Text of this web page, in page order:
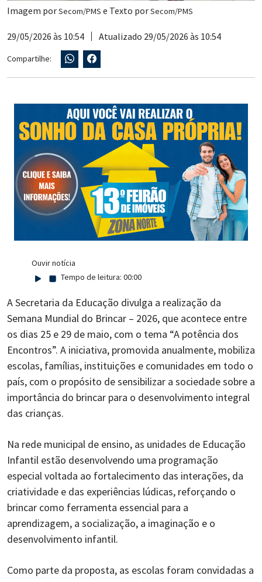
Imagem porSecom/PMS e Texto porSecom/PMS
29/05/2026 às 10:54 Atualizado 29/05/2026 às 10:54
Compartilhe:
Ouvir notícia
Tempo de leitura: 00:00
A Secretaria da Educação divulga a realização da
Semana Mundial do Brincar – 2026, que acontece entre
os dias 25 e 29 de maio, com o tema “A potência dos
Encontros”. A iniciativa, promovida anualmente, mobiliza
escolas, famílias, instituições e comunidades em todo o
país, com o propósito de sensibilizar a sociedade sobre a
importância do brincar para o desenvolvimento integral
das crianças.
Na rede municipal de ensino, as unidades de Educação
Infantil estão desenvolvendo uma programação
especial voltada ao fortalecimento das interações, da
criatividade e das experiências lúdicas, reforçando o
brincar como ferramenta essencial para a
aprendizagem, a socialização, a imaginação e o
desenvolvimento infantil.
Como parte da proposta, as escolas foram convidadas a